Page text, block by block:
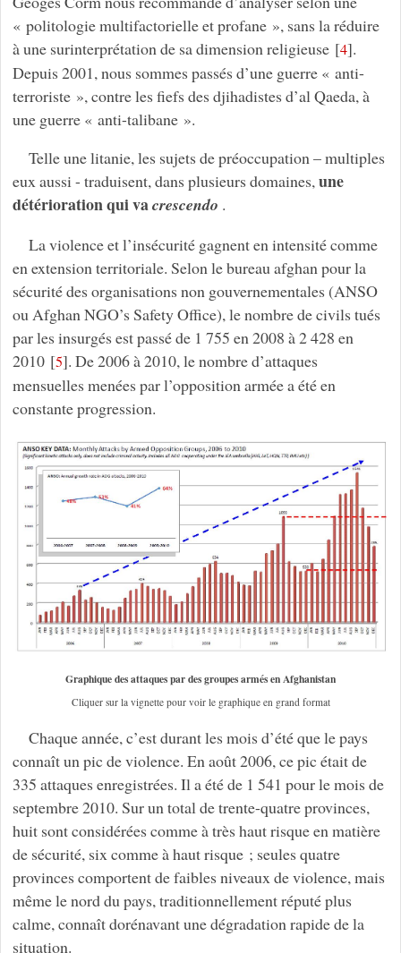
« politologie multifactorielle et profane », sans la réduire
à une surinterprétation de sa dimension religieuse[4].
Depuis 2001, nous sommes passés d’une guerre « anti-
terroriste », contre les fiefs des djihadistes d’al Qaeda, à
une guerre « anti-talibane ».
Telle une litanie, les sujets de préoccupation – multiples
eux aussi - traduisent, dans plusieurs domaines,une
détérioration qui vacrescendo .
La violence et l’insécurité gagnent en intensité comme
en extension territoriale. Selon le bureau afghan pour la
sécurité des organisations non gouvernementales (ANSO
ou Afghan NGO’s Safety Office), le nombre de civils tués
par les insurgés est passé de 1 755 en 2008 à 2 428 en
2010[5]. De 2006 à 2010, le nombre d’attaques
mensuelles menées par l’opposition armée a été en
constante progression.
Graphique des attaques par des groupes armés en Afghanistan
Cliquer sur la vignette pour voir le graphique en grand format
Chaque année, c’est durant les mois d’été que le pays
connaît un pic de violence. En août 2006, ce pic était de
335 attaques enregistrées. Il a été de 1 541 pour le mois de
septembre 2010. Sur un total de trente-quatre provinces,
huit sont considérées comme à très haut risque en matière
de sécurité, six comme à haut risque ; seules quatre
provinces comportent de faibles niveaux de violence, mais
même le nord du pays, traditionnellement réputé plus
calme, connaît dorénavant une dégradation rapide de la
situation.